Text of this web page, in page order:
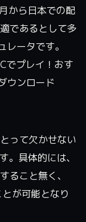
から日本での配
であるとして多
ータです。
でプレイ！おす
ウンロード
って欠かせない
具体的には、
ること無く、
が可能となり